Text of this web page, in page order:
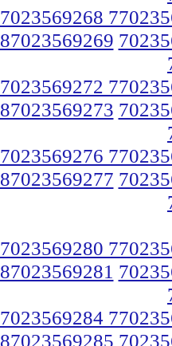
7023569268
87023569269
7023569272
87023569273
7023569276
87023569277
7023569280
87023569281
7023569284
87023569285